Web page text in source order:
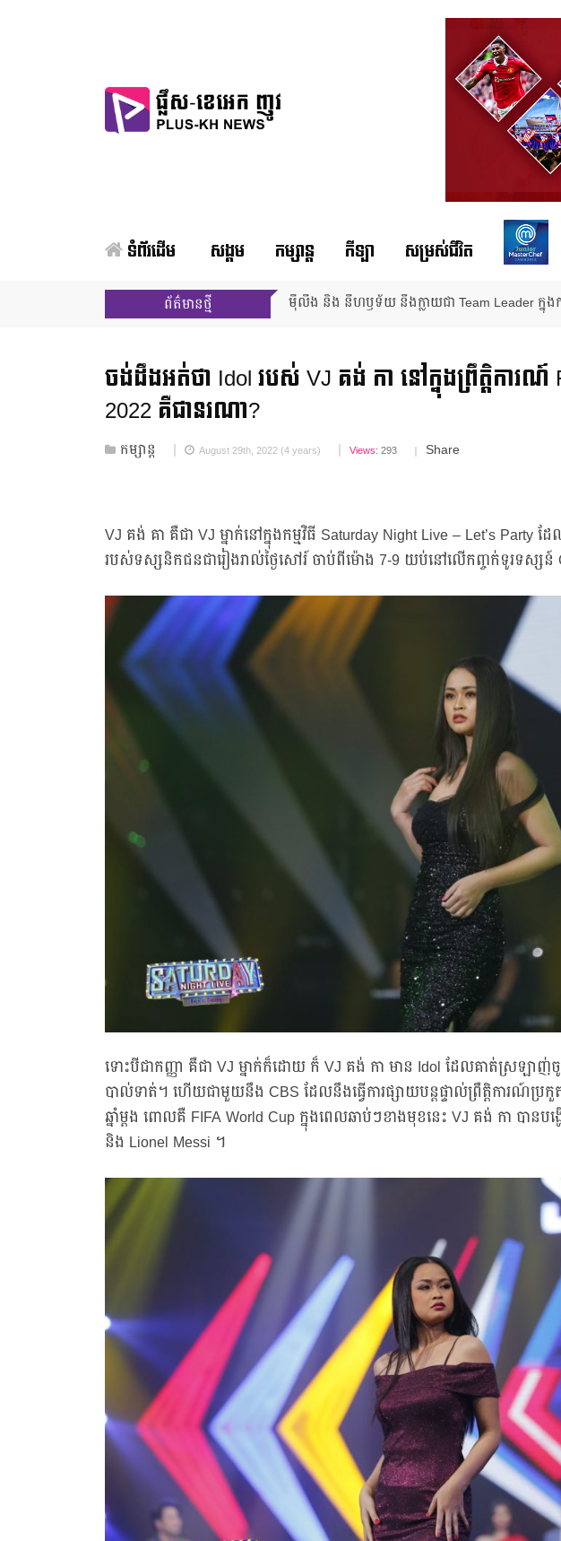
ទំព័រដើម សង្គម កម្សាន្ត កីឡា សម្រស់ជីវិត
ព័ត៌មានថ្មី ម៉ីលីង និង នីហឫទ័យ នឹងក្លាយជា Team Leader ក្នុងក
ចង់ដឹងអត់​ថា Idol របស់ VJ គង់ កា នៅក្នុង​ព្រឹត្តិការណ៍
2022 គឺជា​នរណា?
កម្សាន្ត August 29th, 2022 (4 years) Views: 293 Share
VJ គង់ គា គឺជា VJ ម្នាក់នៅក្នុងកម្មវិធី Saturday Night Live – Let’s Party ដ
របស់ទស្សនិកជនជារៀងរាល់ថ្ងៃសៅរ៍ ចាប់ពីម៉ោង 7-9 យប់នៅលើកញ្ចក់ទូរទស្សន៍
ទោះបីជាកញ្ញា គឺជា VJ ម្នាក់ក៏ដោយ ក៏ VJ គង់ កា មាន Idol ដែលគាត់ស្រឡាញ់
បាល់ទាត់។ ហើយជាមួយនឹង CBS ដែលនឹងធ្វើការផ្សាយបន្តផ្ទាល់ព្រឹត្តិការណ៍
ឆ្នាំម្ដង ពោលគឺ FIFA World Cup ក្នុងពេលឆាប់ៗខាងមុខនេះ VJ គង់ កា បានប
និង Lionel Messi ។